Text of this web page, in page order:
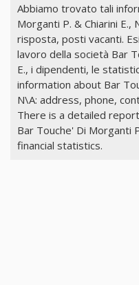
Abbiamo trovato tali
Morganti P. & Chiarini
risposta, posti vacanti.
lavoro della società Bar
E., i dipendenti, le
information about Bar
N\A: address, phone,
There is a detailed
Bar Touche' Di Morganti
financial statistics.